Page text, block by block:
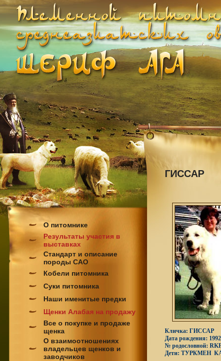
О питомнике
Результаты участия в
выставках
Стандарт и описание
породы САО
Кобели питомника
Суки питомника
Наши именитые предки
Щенки Алабая на продажу
Все о покупке и продаже
щенка
О взаимоотношениях
владельцев щенков и
заводчиков
ГИССАР
Кличка: ГИССАР
Дата рождения: 1992
№ родословной:
Дети: ТУРКМЕН